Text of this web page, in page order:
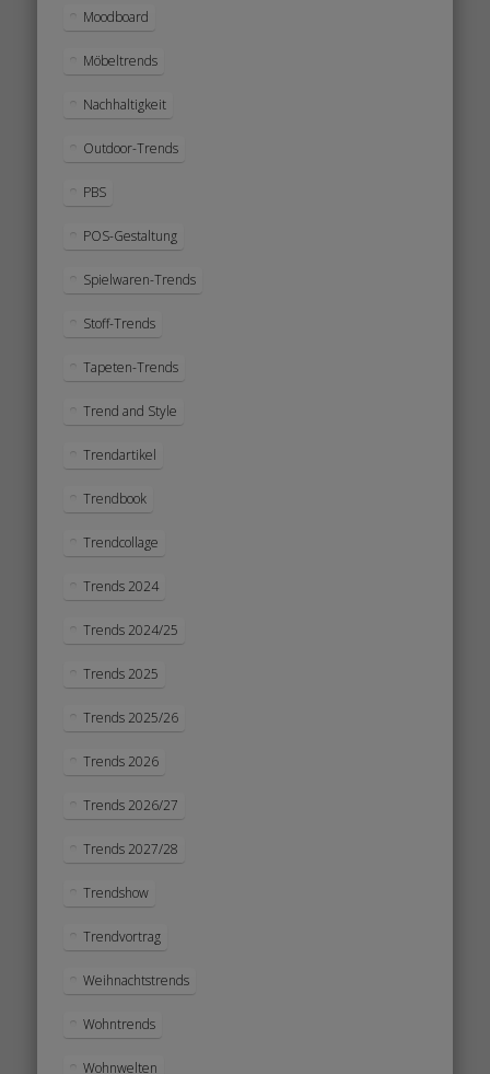
Moodboard
Möbeltrends
Nachhaltigkeit
Outdoor-Trends
PBS
POS-Gestaltung
Spielwaren-Trends
Stoff-Trends
Tapeten-Trends
Trend and Style
Trendartikel
Trendbook
Trendcollage
Trends 2024
Trends 2024/25
Trends 2025
Trends 2025/26
Trends 2026
Trends 2026/27
Trends 2027/28
Trendshow
Trendvortrag
Weihnachtstrends
Wohntrends
Wohnwelten